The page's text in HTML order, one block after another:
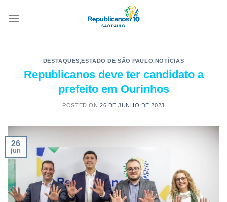
DESTAQUES,ESTADO DE SÃO PAULO,NOTÍCIAS
Republicanos deve ter candidato a
prefeito em Ourinhos
POSTED ON 26 DE JUNHO DE 2023
26
jun